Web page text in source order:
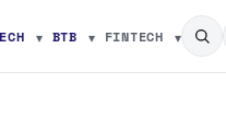
BTB FINTECH